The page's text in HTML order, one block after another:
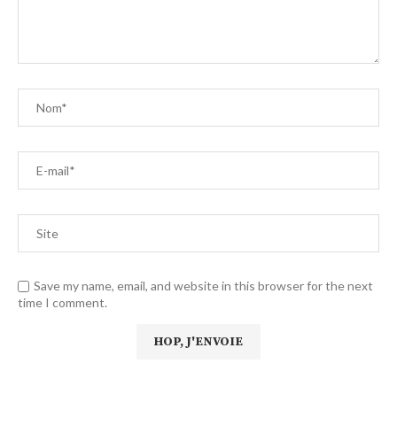
Save my name, email, and website in this browser for the next
time I comment.